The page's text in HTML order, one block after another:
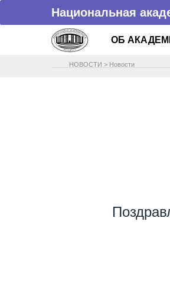
Национальная
ОБ
НОВОСТИ > Новости